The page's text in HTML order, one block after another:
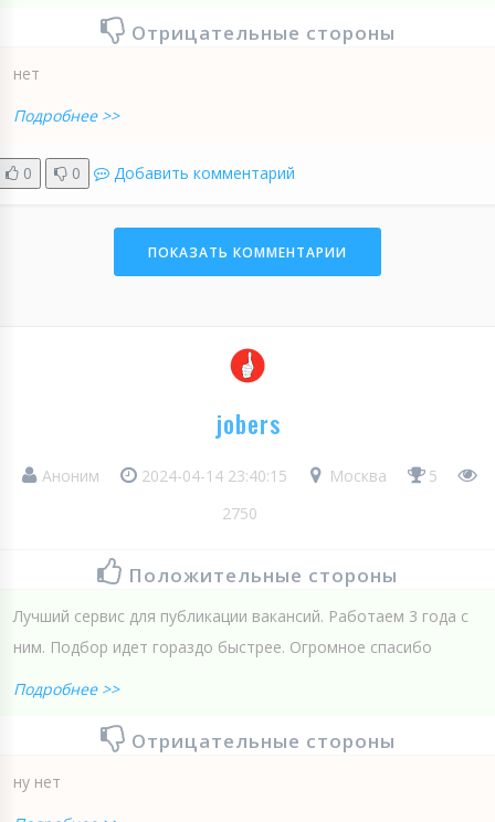
Отрицательные стороны
нет
Подробнее >>
0 0 Добавить комментарий
ПОКАЗАТЬ КОММЕНТАРИИ
jobers
Аноним 2024-04-14 23:40:15 Москва
5
2750
Положительные стороны
Лучший сервис для публикации вакансий. Работаем 3 года с
ним. Подбор идет гораздо быстрее. Огромное спасибо
Подробнее >>
Отрицательные стороны
ну нет